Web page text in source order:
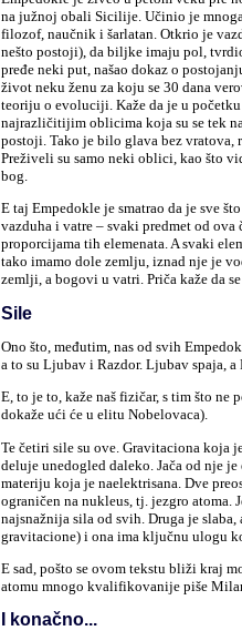
na južnoj obali Sicilije. Učinio je
filozof, naučnik i šarlatan. Otkrio je
nešto postoji), da biljke imaju pol,
pređe neki put, našao dokaz o
život neku ženu za koju se 30 dana
teoriju o evoluciji. Kaže da je u
najrazličitijim oblicima koja su se tek
postoji. Tako je bilo glava bez vratova,
Preživeli su samo neki oblici, kao što
bog.
E taj Empedokle je smatrao da je sve
vazduha i vatre – svaki predmet od
proporcijama tih elemenata. A svaki
tako imamo dole zemlju, iznad nje je
zemlji, a bogovi u vatri. Priča kaže da
Sile
Ono što, međutim, nas od svih
a to su Ljubav i Razdor. Ljubav spaja,
E, to je to, kaže naš fizičar, s tim što ne
dokaže ući će u elitu Nobelovaca).
Te četiri sile su ove. Gravitaciona koja
deluje unedogled daleko. Jača od nje
materiju koja je naelektrisana. Dve
ograničen na nukleus, tj. jezgro atoma.
najsnažnija sila od svih. Druga je
gravitacione) i ona ima ključnu ulogu
E sad, pošto se ovom tekstu bliži kraj
atomu mnogo kvalifikovanije piše
I konačno...